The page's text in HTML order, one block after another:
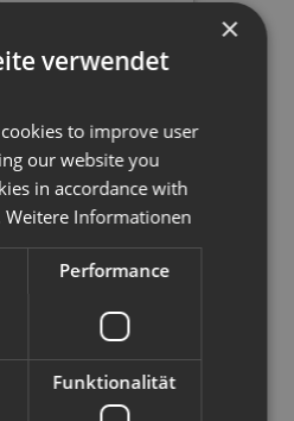
m | T 1,1 m | 65
×
verwendet
to improve user
our website you
in accordance with
Weitere Informationen
Performance
Funktionalität